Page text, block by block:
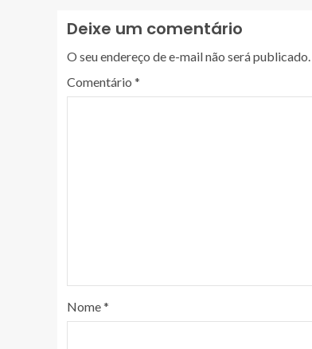
Deixe um comentário
O seu endereço de e-mail não será publicado.
Comentário *
Nome*